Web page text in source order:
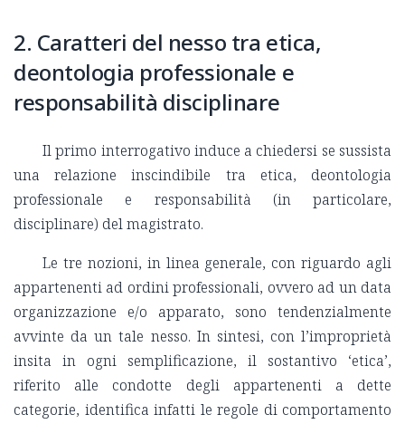
2. Caratteri del nesso tra etica,
deontologia professionale e
responsabilità disciplinare
Il primo interrogativo induce a chiedersi se sussista
una relazione inscindibile tra etica, deontologia
professionale e responsabilità (in particolare,
disciplinare) del magistrato.
Le tre nozioni, in linea generale, con riguardo agli
appartenenti ad ordini professionali, ovvero ad un data
organizzazione e/o apparato, sono tendenzialmente
avvinte da un tale nesso. In sintesi, con l’improprietà
insita in ogni semplificazione, il sostantivo ‘etica’,
riferito alle condotte degli appartenenti a dette
categorie, identifica infatti le regole di comportamento